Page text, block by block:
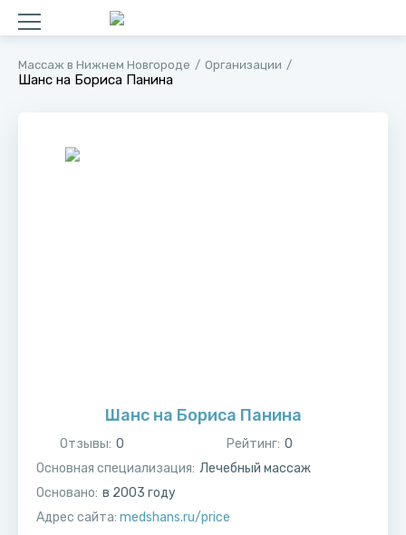
Массаж в Нижнем Новгороде Организации
Шанс на Бориса Панина
Шанс на Бориса Панина
Отзывы: 0 Рейтинг: 0
Основная специализация: Лечебный массаж
Основано: в 2003 году
Адрес сайта: medshans.ru/price